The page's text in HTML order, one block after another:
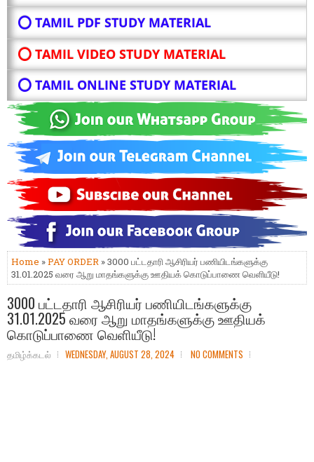
⭕ TAMIL PDF STUDY MATERIAL
⭕ TAMIL VIDEO STUDY MATERIAL
⭕ TAMIL ONLINE STUDY MATERIAL
Home »PAY ORDER » 3000 பட்டதாரி ஆசிரியர் பணியிடங்களுக்கு
31.01.2025 வரை ஆறு மாதங்களுக்கு ஊதியக் கொடுப்பாணை வெளியீடு!
3000 பட்டதாரி ஆசிரியர் பணியிடங்களுக்கு
31.01.2025 வரை ஆறு மாதங்களுக்கு ஊதியக்
கொடுப்பாணை வெளியீடு!
தமிழ்க்கடல் WEDNESDAY, AUGUST 28, 2024 NO COMMENTS